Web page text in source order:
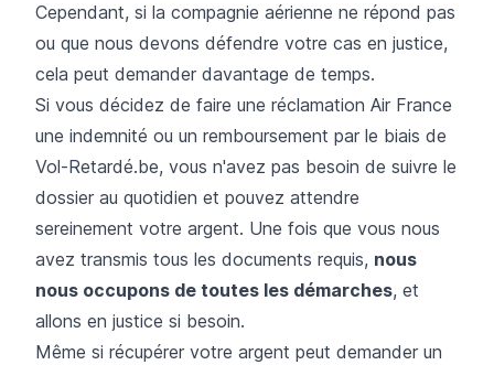
Cependant, si la compagnie aérienne ne répond pas
ou que nous devons défendre votre cas en justice,
cela peut demander davantage de temps.
Si vous décidez de faire une réclamation Air France
une indemnité ou un remboursement par le biais de
Vol-Retardé.be, vous n'avez pas besoin de suivre le
dossier au quotidien et pouvez attendre
sereinement votre argent. Une fois que vous nous
avez transmis tous les documents requis, nous
nous occupons de toutes les démarches, et
allons en justice si besoin.
Même si récupérer votre argent peut demander un